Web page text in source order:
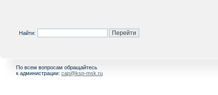
Найти:
По всем вопросам обращайтесь
к администрации: cap@ksp-msk.ru